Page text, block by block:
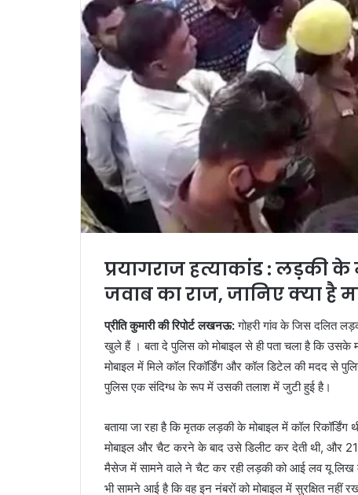
प्रयागराज हत्याकांड : लड़की
जवाब का राज, जानिए क्या है
प्रीति कुमारी की रिपोर्ट लखनऊ:गोहरी गांव के जिस दलित
खुले हैं । बता दे पुलिस को मोबाइल से ही पता चला है कि उसके
मोबाइल में मिले कॉल रिकॉर्डिंग और कॉल डिटेल की मदद से
पुलिस एक संदिग्ध के रूप में उसकी तलाश में जुटी हुई है।
बताया जा रहा है कि मृतक लड़की के मोबाइल में कॉल रिकॉर्डिंग
मोबाइल और चैट करने के बाद उसे डिलीट कर देती थी, और
मैसेज में सामने वाले ने चैट कर रही लड़की को आई लव यू
भी सामने आई है कि वह इन नंबरों को मोबाइल में सुरक्षित नहीं